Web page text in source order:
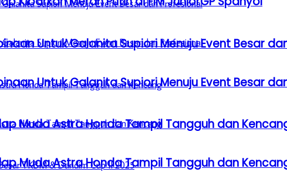
Untuk Galanita Supiori Menuju Event Besar
Muda Astra Honda Tampil Tangguh dan
Untuk Galanita Supiori Menuju Event Besar
Muda Astra Honda Tampil Tangguh dan